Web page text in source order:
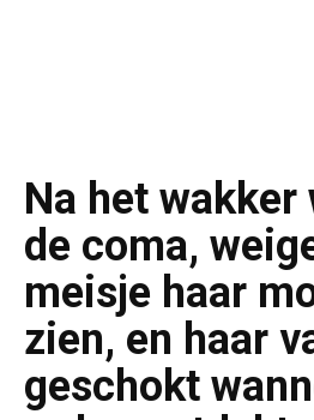
Na het
de coma,
meisje haar
zien, en haar
geschokt